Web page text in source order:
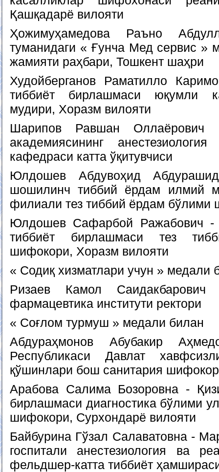
Қашқадарё вилояти
Ҳожимуҳамедова Раъно
туманидаги « Ғунча Мед сервис »
жамияти раҳбари, Тошкент шаҳри
Худойберганов Раматилло
тиббиёт бирлашмаси юқумли
мудири, Хоразм вилояти
Шарипов Равшан Оллаёрович
академиясининг
кафедраси катта ўқитувчиси
Юлдошев Абдувоҳид
шошилинч тиббий ёрдам илмий
филиали тез тиббий ёрдам бўлими
Юлдошев Сафарбой Ражабович -
тиббиёт бирлашмаси тез
шифокори, Хоразм вилояти
« Содиқ хизматлари учун » медали
Ризаев Камол
фармацевтика институти ректори
« Соғлом турмуш » медали билан
Абдураҳмонов Абубакир
Республикаси Давлат
қўшинлари бош санитария
Арабова Салима Бозоровна -
бирлашмаси диагностика бўлими
шифокори, Сурхондарё вилояти
Байбурина Гўзал Салаватовна -
госпитали анестезиология ва
фельдшер-катта тиббиёт